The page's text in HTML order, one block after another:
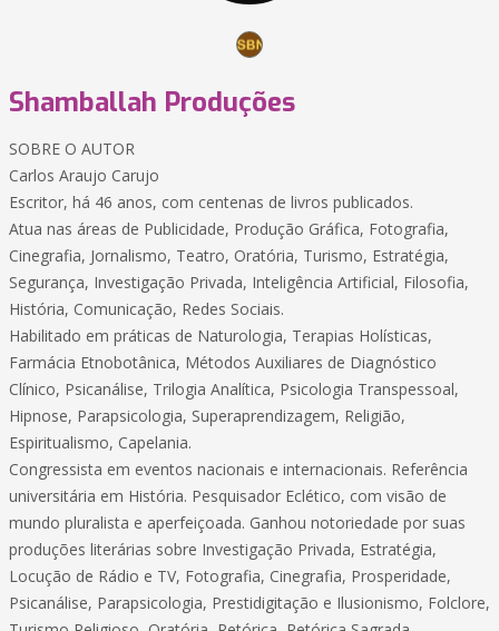
Shamballah Produções
SOBRE O AUTOR
Carlos Araujo Carujo
Escritor, há 46 anos, com centenas de livros publicados.
Atua nas áreas de Publicidade, Produção Gráfica, Fotografia,
Cinegrafia, Jornalismo, Teatro, Oratória, Turismo, Estratégia,
Segurança, Investigação Privada, Inteligência Artificial, Filosofia,
História, Comunicação, Redes Sociais.
Habilitado em práticas de Naturologia, Terapias Holísticas,
Farmácia Etnobotânica, Métodos Auxiliares de Diagnóstico
Clínico, Psicanálise, Trilogia Analítica, Psicologia Transpessoal,
Hipnose, Parapsicologia, Superaprendizagem, Religião,
Espiritualismo, Capelania.
Congressista em eventos nacionais e internacionais. Referência
universitária em História. Pesquisador Eclético, com visão de
mundo pluralista e aperfeiçoada. Ganhou notoriedade por suas
produções literárias sobre Investigação Privada, Estratégia,
Locução de Rádio e TV, Fotografia, Cinegrafia, Prosperidade,
Psicanálise, Parapsicologia, Prestidigitação e Ilusionismo, Folclore,